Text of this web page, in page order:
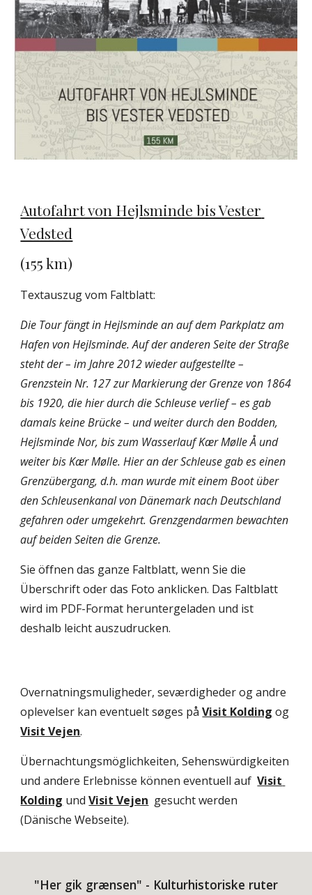
Autofahrt von Hejlsminde bis Vester
Vedsted
(155 km)
Textauszug vom Faltblatt:
Die Tour fängt in Hejlsminde an auf dem Parkplatz am
Hafen von Hejlsminde. Auf der anderen Seite der Straße
steht der – im Jahre 2012 wieder aufgestellte –
Grenzstein Nr. 127 zur Markierung der Grenze von 1864
bis 1920, die hier durch die Schleuse verlief – es gab
damals keine Brücke – und weiter durch den Bodden,
Hejlsminde Nor, bis zum Wasserlauf Kær Mølle Å und
weiter bis Kær Mølle. Hier an der Schleuse gab es einen
Grenzübergang, d.h. man wurde mit einem Boot über
den Schleusenkanal von Dänemark nach Deutschland
gefahren oder umgekehrt. Grenzgendarmen bewachten
auf beiden Seiten die Grenze.
Sie öffnen das ganze Faltblatt, wenn Sie die
Überschrift oder das Foto anklicken. Das Faltblatt
wird im PDF-Format heruntergeladen und ist
deshalb leicht auszudrucken.
Overnatningsmuligheder, seværdigheder og andre
oplevelser kan eventuelt søges på Visit Kolding
Visit Vejen.
Übernachtungsmöglichkeiten, Sehenswürdigkeiten
und andere Erlebnisse können eventuell auf Visit
Kolding und Visit Vejen
  gesucht werden
(Dänische Webseite).
"Her gik grænsen" - Kulturhistoriske ruter